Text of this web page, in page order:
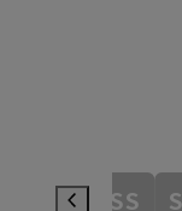
3S SS S